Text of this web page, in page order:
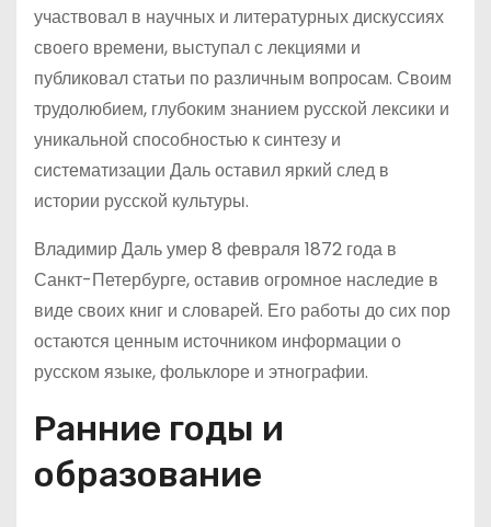
участвовал в научных и литературных дискуссиях
своего времени, выступал с лекциями и
публиковал статьи по различным вопросам. Своим
трудолюбием, глубоким знанием русской лексики и
уникальной способностью к синтезу и
систематизации Даль оставил яркий след в
истории русской культуры.
Владимир Даль умер 8 февраля 1872 года в
Санкт-Петербурге, оставив огромное наследие в
виде своих книг и словарей. Его работы до сих пор
остаются ценным источником информации о
русском языке, фольклоре и этнографии.
Ранние годы и
образование